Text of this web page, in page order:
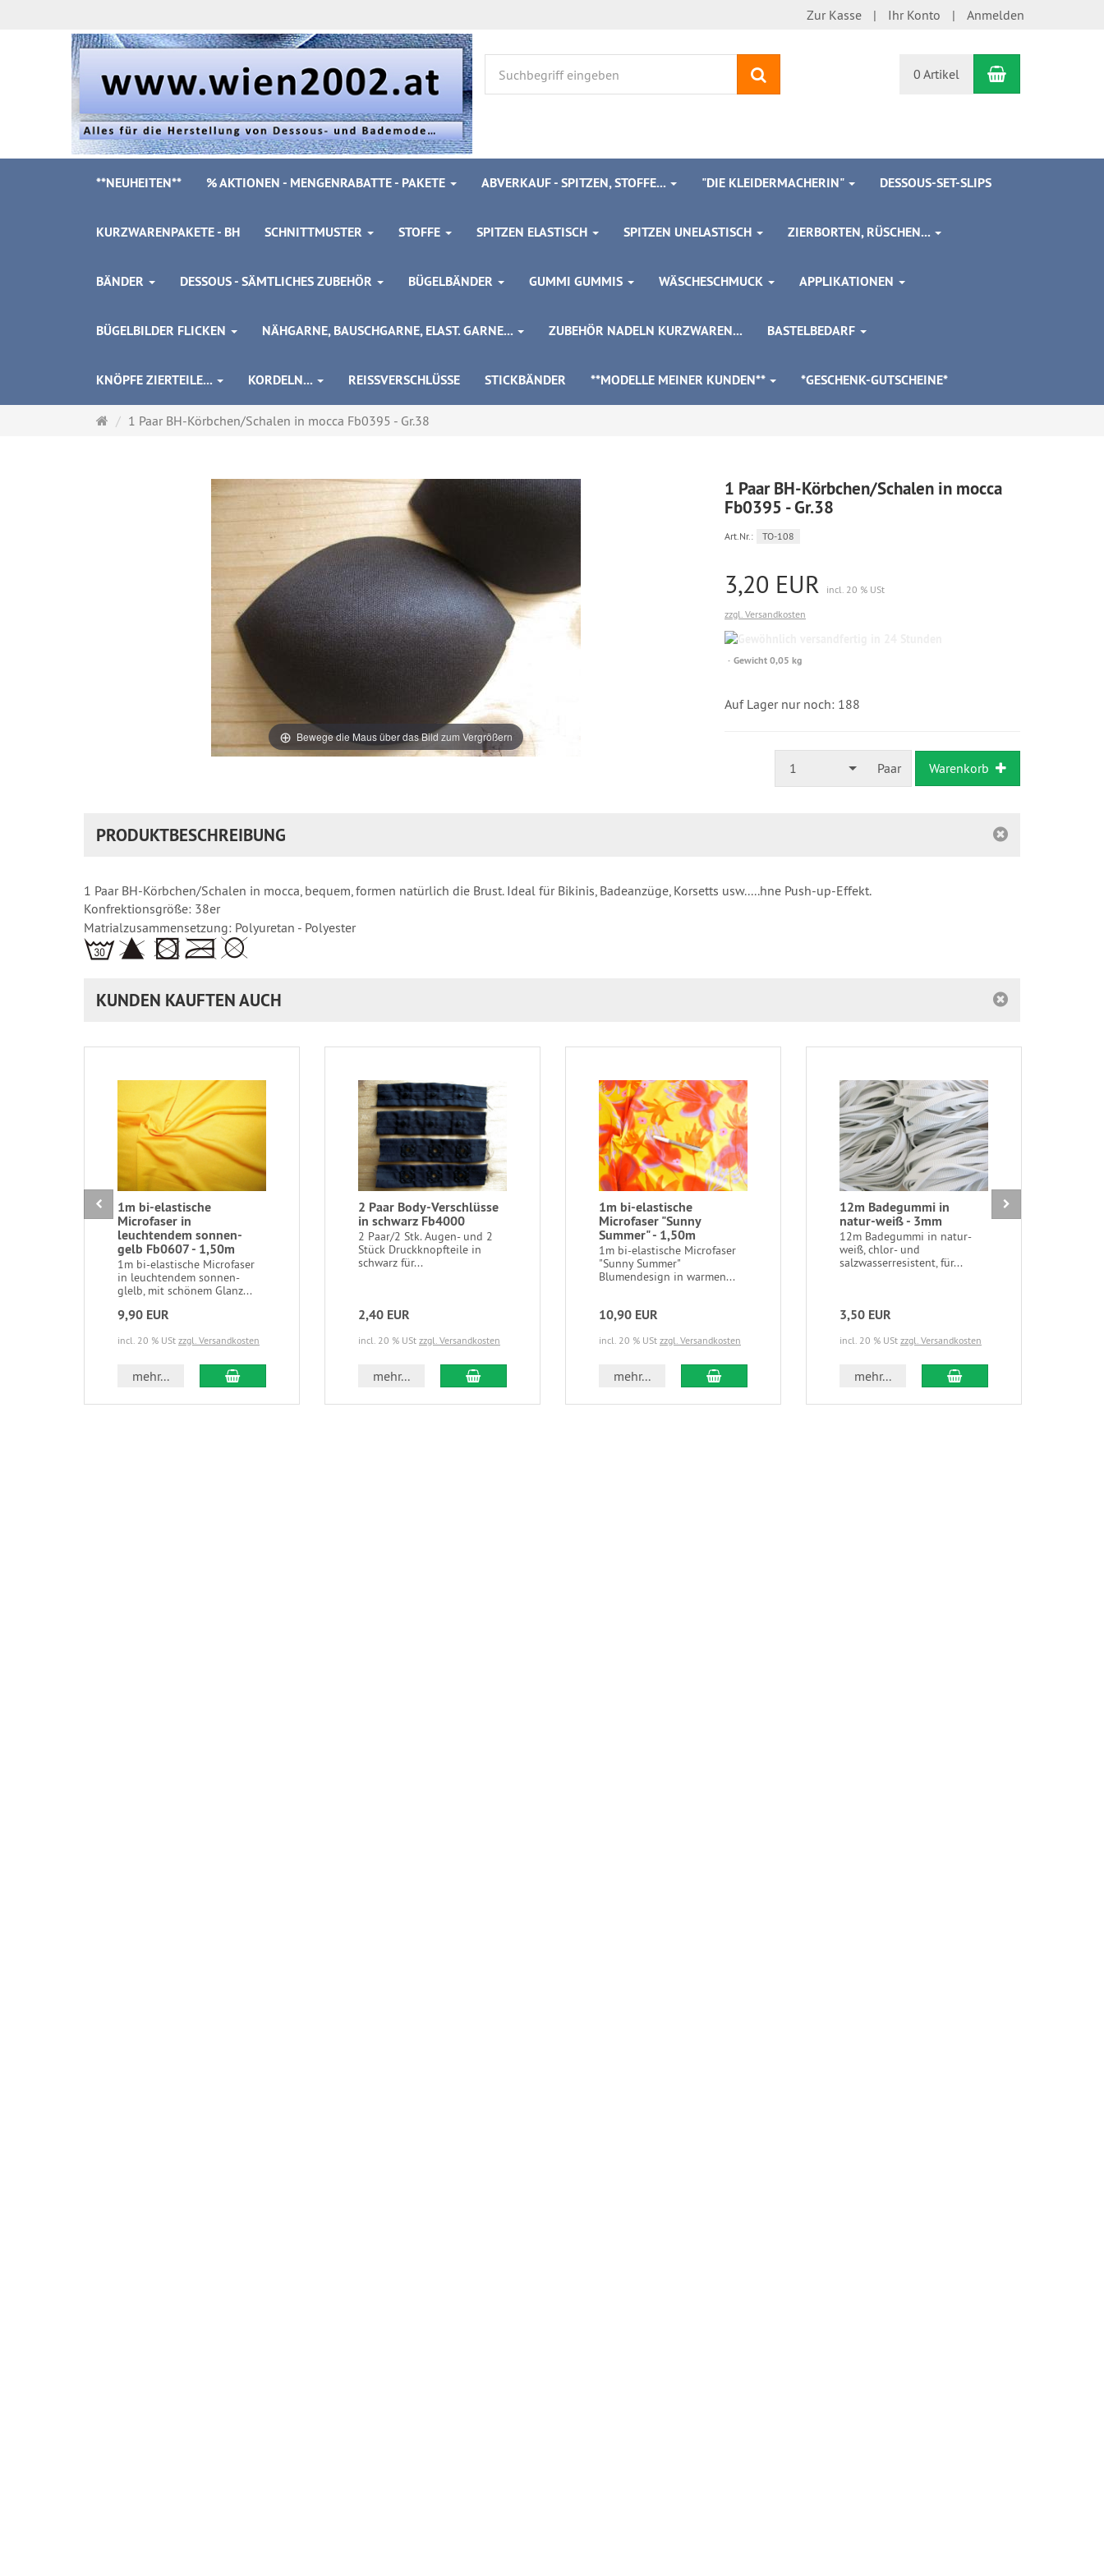
Zur Kasse Ihr Konto Anmelden
0 Artikel Warenkorb
**NEUHEITEN** % AKTIONEN - MENGENRABATTE - PAKETE ABVERKAUF - SPITZEN, STOFFE... "DIE KLEIDERMACHERIN" DESSOUS-SET-SLIPS
KURZWARENPAKETE - BH SCHNITTMUSTER STOFFE SPITZEN ELASTISCH SPITZEN UNELASTISCH ZIERBORTEN, RÜSCHEN...
BÄNDER DESSOUS - SÄMTLICHES ZUBEHÖR BÜGELBÄNDER GUMMI GUMMIS WÄSCHESCHMUCK APPLIKATIONEN
BÜGELBILDER FLICKEN NÄHGARNE, BAUSCHGARNE, ELAST. GARNE... ZUBEHÖR NADELN KURZWAREN... BASTELBEDARF
KNÖPFE ZIERTEILE... KORDELN... REISSVERSCHLÜSSE STICKBÄNDER **MODELLE MEINER KUNDEN** *GESCHENK-GUTSCHEINE*
Startseite
1 Paar BH-Körbchen/Schalen in mocca Fb0395 - Gr.38
Bewege die Maus über das Bild zum Vergrößern
1 Paar BH-Körbchen/Schalen in mocca
Fb0395 - Gr.38
Art.Nr.: TO-108
3,20 EUR
incl. 20 % USt
zzgl. Versandkosten
Gewicht 0,05 kg
Auf Lager nur noch: 188
1 Paar Warenkorb
PRODUKTBESCHREIBUNG
1 Paar BH-Körbchen/Schalen in mocca, bequem, formen natürlich die Brust. Ideal für Bikinis, Badeanzüge, Korsetts usw.....hne Push-up-Effekt.
Konfrektionsgröße: 38er
Matrialzusammensetzung: Polyuretan - Polyester
KUNDEN KAUFTEN AUCH
1m bi-elastische
Microfaser in
leuchtendem sonnen-
gelb Fb0607 - 1,50m
1m bi-elastische Microfaser
in leuchtendem sonnen-
glelb, mit schönem Glanz...
9,90 EUR
incl. 20 % USt zzgl. Versandkosten
mehr... In den Warenkorb
2 Paar Body-Verschlüsse
in schwarz Fb4000
2 Paar/2 Stk. Augen- und 2
Stück Druckknopfteile in
schwarz für...
2,40 EUR
incl. 20 % USt zzgl. Versandkosten
mehr... In den Warenkorb
1m bi-elastische
Microfaser "Sunny
Summer" - 1,50m
1m bi-elastische Microfaser
"Sunny Summer"
Blumendesign in warmen...
10,90 EUR
incl. 20 % USt zzgl. Versandkosten
mehr... In den Warenkorb
12m Badegummi in
natur-weiß - 3mm
12m Badegummi in natur-
weiß, chlor- und
salzwasserresistent, für...
3,50 EUR
incl. 20 % USt zzgl. Versandkosten
mehr... In den Warenkorb